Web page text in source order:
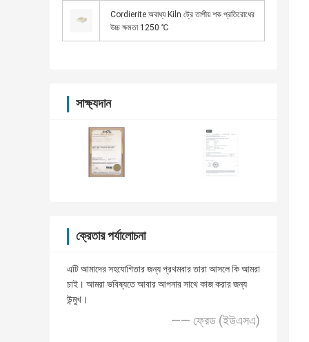
Cordierite অবাধ্য Kiln ট্রে তাপীয় শক প্রতিরোধের
উচ্চ ক্ষমতা 1250 ℃
সাক্ষ্যদান
ক্রেতার পর্যালোচনা
এটি আমাদের সহযোগিতার জন্য প্রথমবার তারা আসলে কি আমরা
চাই। আমরা ভবিষ্যতে আবার আপনার সাথে কাজ করার জন্য
উন্মুখ।
—— ফ্রেড (ইউএসএ)